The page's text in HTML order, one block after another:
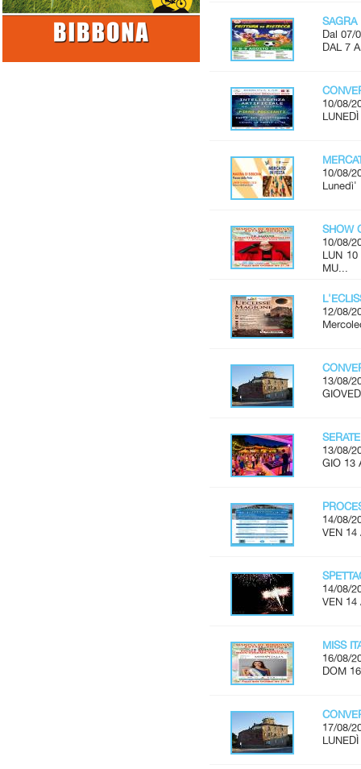
SAGRA
Dal 07/
DAL 7
10/08/
10/08/
Lunedì'
SHOW
10/08/
LUN 10
MU...
12/08/
13/08/
13/08/
GIO 13
14/08/
VEN 14
14/08/
VEN 14
MISS
16/08/
DOM
17/08/